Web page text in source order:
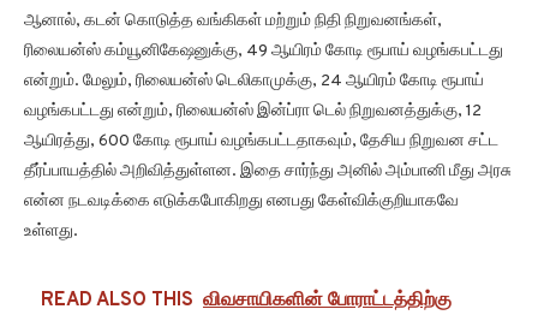
ஆனால், கடன் கொடுத்த வங்கிகள் மற்றும் நிதி நிறுவனங்கள்,
ரிலையன்ஸ் கம்யூனிகேஷனுக்கு, 49 ஆயிரம் கோடி ரூபாய் வழங்கபட்டது
என்றும். மேலும், ரிலையன்ஸ் டெலிகாமுக்கு, 24 ஆயிரம் கோடி ரூபாய்
வழங்கபட்டது என்றும், ரிலையன்ஸ் இன்ப்ரா டெல் நிறுவனத்துக்கு, 12
ஆயிரத்து, 600 கோடி ரூபாய் வழங்கபட்டதாகவும், தேசிய நிறுவன சட்ட
தீர்ப்பாயத்தில் அறிவித்துள்ளன. இதை சார்ந்து அனில் அம்பானி மீது அரசு
என்ன நடவடிக்கை எடுக்கபோகிறது எனபது கேள்விக்குறியாகவே
உள்ளது.
READ ALSO THIS விவசாயிகளின் போராட்டத்திற்கு